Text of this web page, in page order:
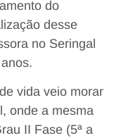
do
desse
no Seringal
vida veio morar
onde a mesma
II Fase (5ª a